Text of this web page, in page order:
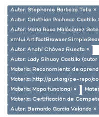
Autor: Stephanie Barboza Tello ×
Autor: Cristhian Pacheco Castillo
Autor: María Rosa Malásquez
Autor: Anahí Chávez Ruesta ×
Autor: Lady Sihuay Castillo
Materia: Reconomiento de
Materia: http://purl.org/pe-repo/
Materia: Mapa funcional ×
Materia: Certificación de
Autor: Bernardo García Velando ×